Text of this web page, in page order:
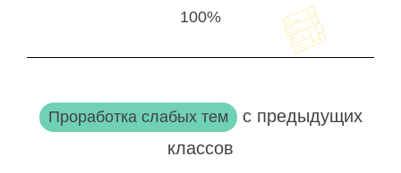
100%
Проработка слабых тем с предыдущих
классов